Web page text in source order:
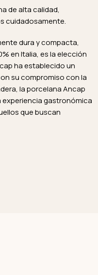
de alta calidad,
cuidadosamente.
dura y compacta,
en Italia, es la elección
ha establecido un
su compromiso con la
la porcelana Ancap
experiencia gastronómica
que buscan